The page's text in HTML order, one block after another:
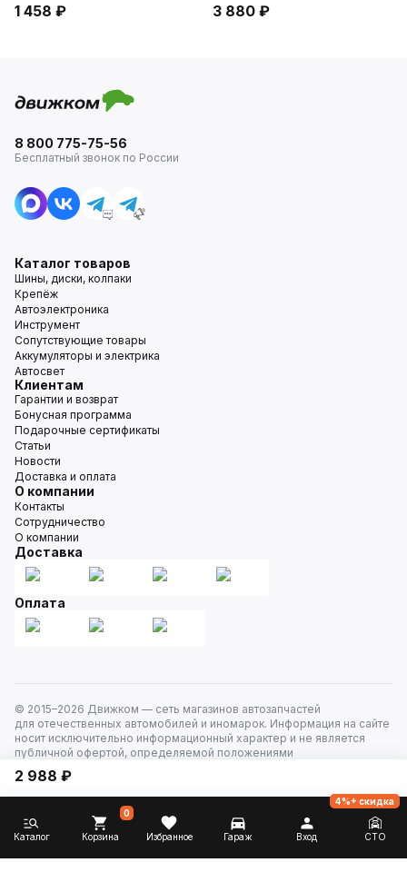
1 458 ₽ 3 880 ₽
2 988 ₽
8 800 775-75-56
Бесплатный звонок по России
Каталог товаров
Шины, диски, колпаки
Крепёж
Автоэлектроника
Инструмент
Сопутствующие товары
Аккумуляторы и электрика
Автосвет
Клиентам
Гарантии и возврат
Бонусная программа
Подарочные сертификаты
Статьи
Новости
Доставка и оплата
О компании
Контакты
Сотрудничество
О компании
Доставка
Оплата
© 2015–2026 Движком — сеть магазинов автозапчастей
для отечественных автомобилей и иномарок. Информация на сайте
носит исключительно информационный характер и не является
публичной офертой, определяемой положениями
Каталог Корзина
0
Избранное Гараж Вход СТО
4%+ скидка